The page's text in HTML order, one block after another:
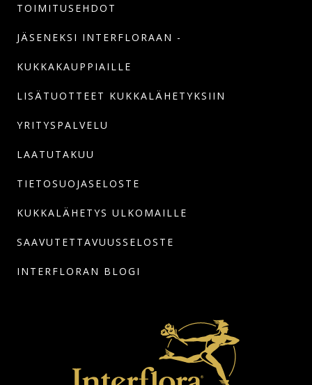
TOIMITUSEHDOT
JÄSENEKSI INTERFLORAAN -
KUKKAKAUPPIAILLE
LISÄTUOTTEET KUKKALÄHETYKSIIN
YRITYSPALVELU
LAATUTAKUU
TIETOSUOJASELOSTE
KUKKALÄHETYS ULKOMAILLE
SAAVUTETTAVUUSSELOSTE
INTERFLORAN BLOGI